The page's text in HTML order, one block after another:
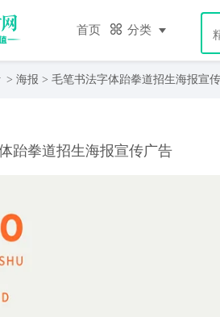
首页 分类
> 海报 > 毛笔书法字体跆拳道招生海报宣
跆拳道招生海报宣传广告